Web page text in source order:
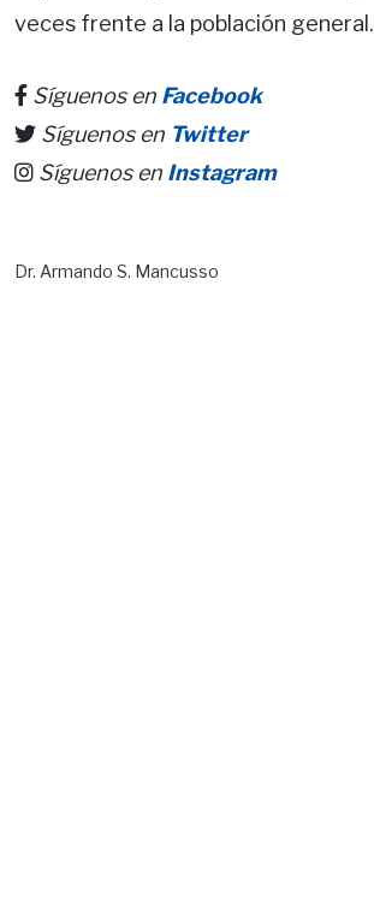
veces frente a la población general.
Síguenos en Facebook
Síguenos en Twitter
Síguenos en Instagram
Dr. Armando S. Mancusso